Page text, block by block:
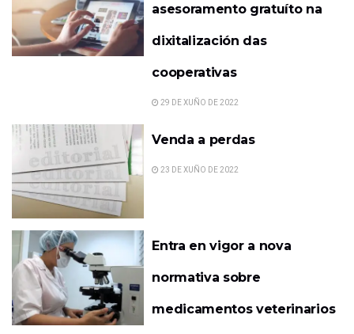
asesoramento gratuíto na
dixitalización das
cooperativas
29 DE XUÑO DE 2022
Venda a perdas
23 DE XUÑO DE 2022
Entra en vigor a nova
normativa sobre
medicamentos veterinarios